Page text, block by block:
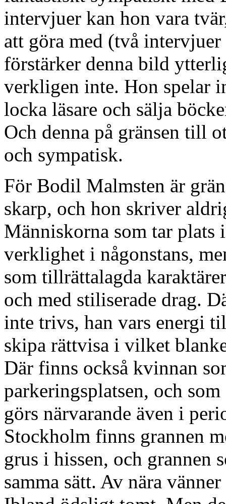
intervjuer kan hon vara
att göra med (två
förstärker denna bild
verkligen inte. Hon spelar
locka läsare och sälja
Och denna på gränsen till
och sympatisk.
För Bodil Malmsten är
skarp, och hon skriver
Människorna som tar plats
verklighet i någonstans,
som tillrättalagda
och med stiliserade drag.
inte trivs, han vars energi
skipa rättvisa i vilket
Där finns också kvinnan
parkeringsplatsen, och
görs närvarande även i
Stockholm finns grannen
grus i hissen, och grannen
samma sätt. Av nära